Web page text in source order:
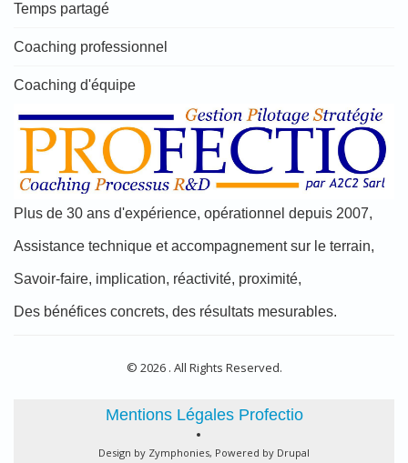
Temps partagé
Coaching professionnel
Coaching d'équipe
Plus de 30 ans d'expérience, opérationnel depuis 2007,
Assistance technique et accompagnement sur le terrain,
Savoir-faire, implication, réactivité, proximité,
Des bénéfices concrets, des résultats mesurables.
© 2026 . All Rights Reserved.
Mentions Légales Profectio
Design by Zymphonies, Powered by Drupal